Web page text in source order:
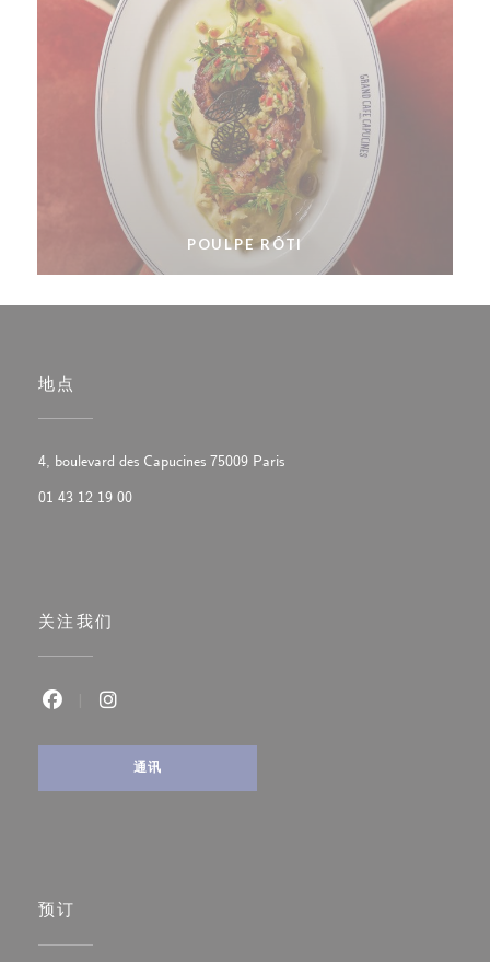
POULPE RÔTI
地点
4, boulevard des Capucines 75009 Paris((在新窗口中打开))
01 43 12 19 00
关注我们
Facebook ((在新窗口中打开))
通讯
预订